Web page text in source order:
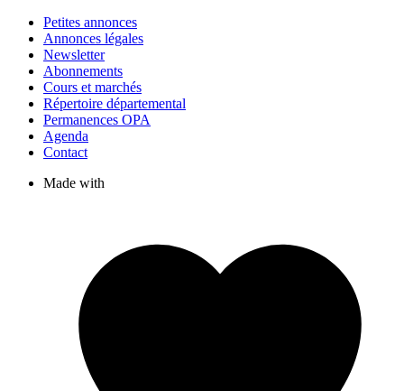
Petites annonces
Annonces légales
Newsletter
Abonnements
Cours et marchés
Répertoire départemental
Permanences OPA
Agenda
Contact
Made with